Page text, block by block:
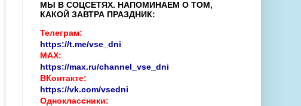
МЫ В СОЦСЕТЯХ. НАПОМИНАЕМ О ТОМ,
КАКОЙ ЗАВТРА ПРАЗДНИК:
Телеграм:
https://t.me/vse_dni
MAX:
https://max.ru/channel_vse_dni
ВКонтакте:
https://vk.com/vsedni
Одноклассники: